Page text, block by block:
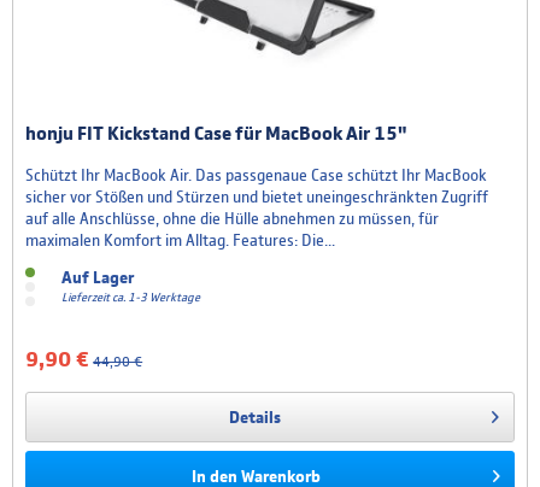
honju FIT Kickstand Case für MacBook Air 15"
Schützt Ihr MacBook Air. Das passgenaue Case schützt Ihr MacBook
sicher vor Stößen und Stürzen und bietet uneingeschränkten Zugriff
auf alle Anschlüsse, ohne die Hülle abnehmen zu müssen, für
maximalen Komfort im Alltag. Features: Die...
Auf Lager
Lieferzeit ca. 1-3 Werktage
9,90 € 44,90 €
Details
In den Warenkorb